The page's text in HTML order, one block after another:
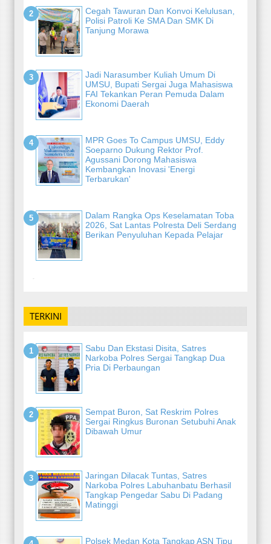
Cegah Tawuran Dan Konvoi Kelulusan,
Polisi Patroli Ke SMA Dan SMK Di
Tanjung Morawa
Jadi Narasumber Kuliah Umum Di
UMSU, Bupati Sergai Juga Mahasiswa
FAI Tekankan Peran Pemuda Dalam
Ekonomi Daerah
MPR Goes To Campus UMSU, Eddy
Soeparno Dukung Rektor Prof.
Agussani Dorong Mahasiswa
Kembangkan Inovasi 'Energi
Terbarukan'
Dalam Rangka Ops Keselamatan Toba
2026, Sat Lantas Polresta Deli Serdang
Berikan Penyuluhan Kepada Pelajar
-
TERKINI
Sabu Dan Ekstasi Disita, Satres
Narkoba Polres Sergai Tangkap Dua
Pria Di Perbaungan
Sempat Buron, Sat Reskrim Polres
Sergai Ringkus Buronan Setubuhi Anak
Dibawah Umur
Jaringan Dilacak Tuntas, Satres
Narkoba Polres Labuhanbatu Berhasil
Tangkap Pengedar Sabu Di Padang
Matinggi
Polsek Medan Kota Tangkap ASN Tipu